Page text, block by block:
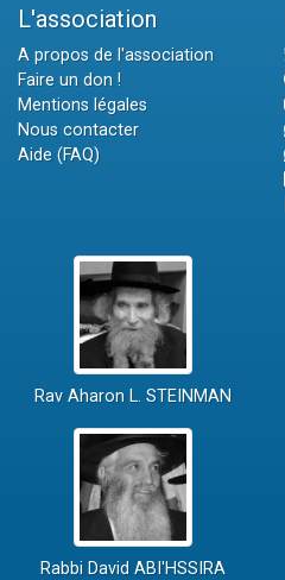
L'association
A propos de l'association
Faire un don !
Mentions légales
Nous contacter
Aide (FAQ)
Rav Aharon L. STEINMAN
Rabbi David ABI'HSSIRA